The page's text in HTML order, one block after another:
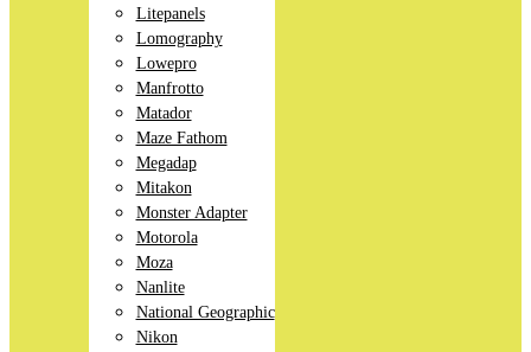
Litepanels
Lomography
Lowepro
Manfrotto
Matador
Maze Fathom
Megadap
Mitakon
Monster Adapter
Motorola
Moza
Nanlite
National Geographic
Nikon